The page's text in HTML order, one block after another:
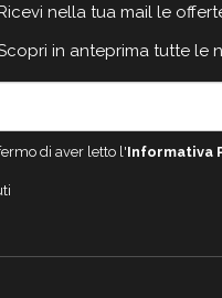
nella tua mail le
in anteprima tutte le
di aver letto l'Informativa